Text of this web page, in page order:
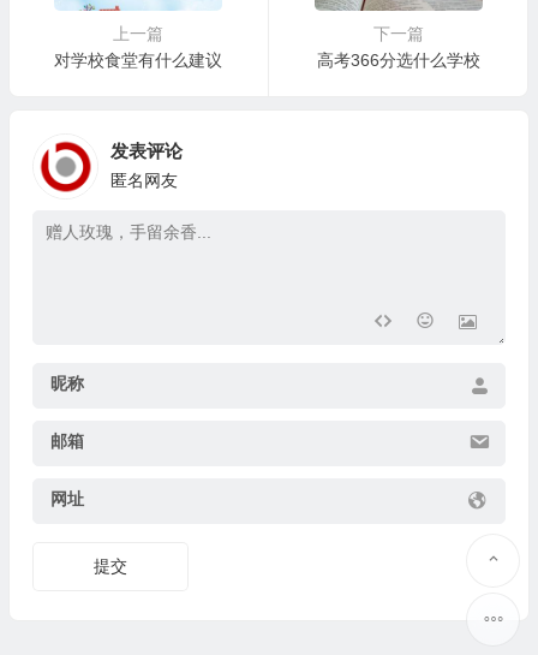
上一篇
对学校食堂有什么建议
下一篇
高考366分选什么学校
发表评论
匿名网友
昵称
邮箱
网址
提交